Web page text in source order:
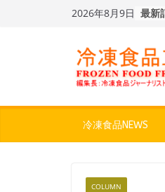
2026年8月9日 最新
冷凍食品NEWS
COLUMN